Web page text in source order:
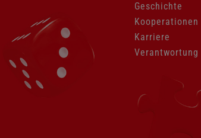
Geschichte
Kooperationen
Karriere
Verantwortung